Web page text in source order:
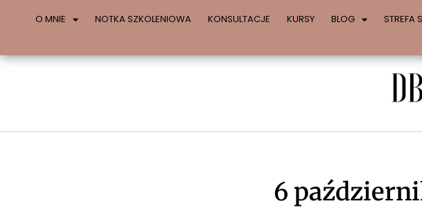
O MNIE NOTKA SZKOLENIOWA KONSULTACJE KURSY BLOG STREFA
6